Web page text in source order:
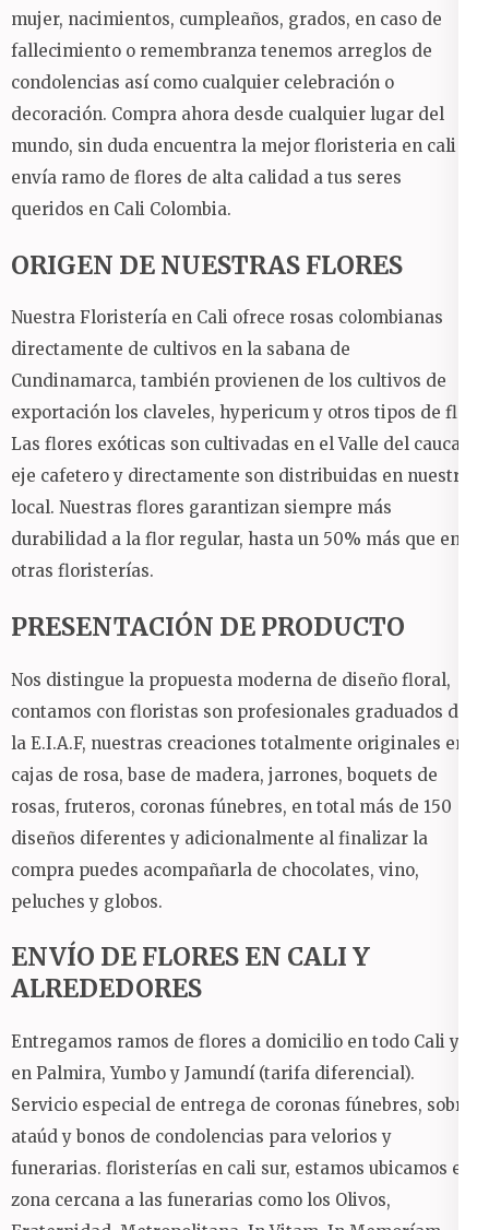
mujer, nacimientos, cumpleaños, grados, en caso de
fallecimiento o remembranza tenemos arreglos de
condolencias así como cualquier celebración o
decoración. Compra ahora desde cualquier lugar del
mundo, sin duda encuentra la mejor floristeria en cali y
envía ramo de flores de alta calidad a tus seres
queridos en Cali Colombia.
ORIGEN DE NUESTRAS FLORES
Nuestra Floristería en Cali ofrece rosas colombianas
directamente de cultivos en la sabana de
Cundinamarca, también provienen de los cultivos de
exportación los claveles, hypericum y otros tipos de flor.
Las flores exóticas son cultivadas en el Valle del cauca y
eje cafetero y directamente son distribuidas en nuestro
local. Nuestras flores garantizan siempre más
durabilidad a la flor regular, hasta un 50% más que en
otras floristerías.
PRESENTACIÓN DE PRODUCTO
Nos distingue la propuesta moderna de diseño floral,
contamos con floristas son profesionales graduados de
la E.I.A.F, nuestras creaciones totalmente originales en:
cajas de rosa, base de madera, jarrones, boquets de
rosas, fruteros, coronas fúnebres, en total más de 150
diseños diferentes y adicionalmente al finalizar la
compra puedes acompañarla de chocolates, vino,
peluches y globos.
ENVÍO DE FLORES EN CALI Y
ALREDEDORES
Entregamos ramos de flores a domicilio en todo Cali y
en Palmira, Yumbo y Jamundí (tarifa diferencial).
Servicio especial de entrega de coronas fúnebres, sobre
ataúd y bonos de condolencias para velorios y
funerarias. floristerías en cali sur, estamos ubicamos en
zona cercana a las funerarias como los Olivos,